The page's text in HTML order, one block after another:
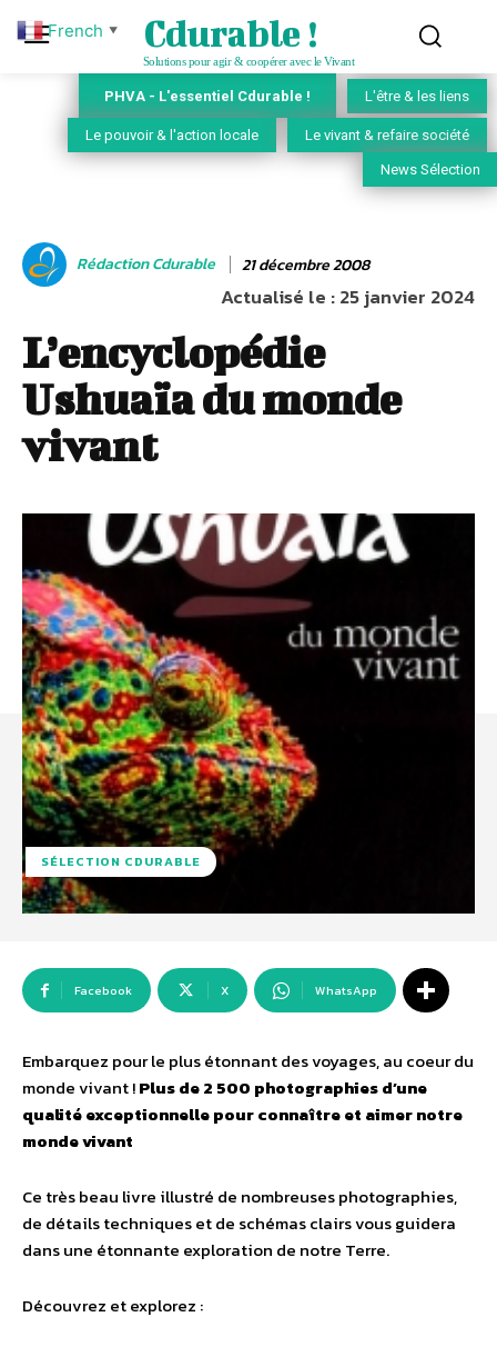
Cdurable !
Solutions pour agir & coopérer avec le Vivant
PHVA - L'essentiel Cdurable ! L'être & les liens
Le pouvoir & l'action locale Le vivant & refaire société
News Sélection
Rédaction Cdurable 21 décembre 2008
Actualisé le :25 janvier 2024
L’encyclopédie
Ushuaïa du monde
vivant
SÉLECTION CDURABLE
Facebook X WhatsApp
Embarquez pour le plus étonnant des voyages, au coeur du
monde vivant !Plus de 2 500 photographies d’une
qualité exceptionnelle pour connaître et aimer notre
monde vivant
Ce très beau livre illustré de nombreuses photographies,
de détails techniques et de schémas clairs vous guidera
dans une étonnante exploration de notre Terre.
Découvrez et explorez :
French ▼